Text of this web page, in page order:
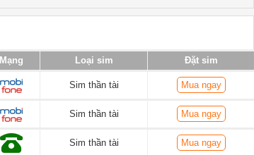
Mạng Loại sim Đặt sim
Sim thần tài Mua ngay
Sim thần tài Mua ngay
Sim thần tài Mua ngay